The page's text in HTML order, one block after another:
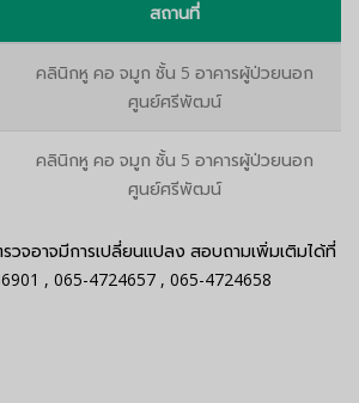
สถานที่
คลินิกหู คอ จมูก ชั้น 5 อาคารผู้ป่วยนอก
ศูนย์ศรีพัฒน์
คลินิกหู คอ จมูก ชั้น 5 อาคารผู้ป่วยนอก
ศูนย์ศรีพัฒน์
วจอาจมีการเปลี่ยนแปลง สอบถามเพิ่มเติมได้ที่
, 065-4724657 , 065-4724658